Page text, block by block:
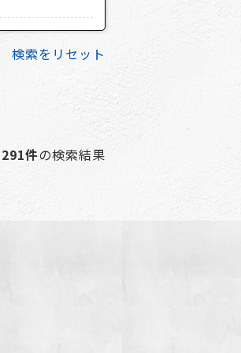
検索をリセット
291件の検索結果